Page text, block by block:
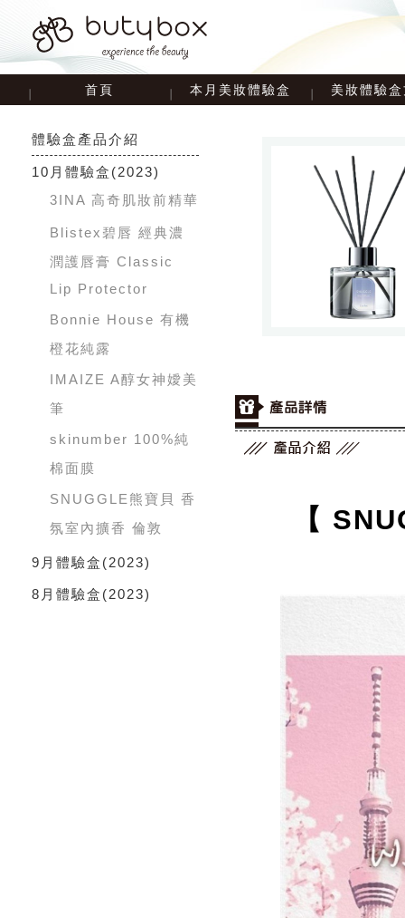
首頁 本月美妝體驗盒 美妝體驗
【
體驗盒產品介紹
10月體驗盒 (2023)
3INA 高奇肌妝前精華
Blistex碧唇 經典濃
潤護唇膏 Classic
Lip Protector
Bonnie House 有機
橙花純露
IMAIZE A醇女神嬡美
筆
skinumber 100%純
棉面膜
SNUGGLE熊寶貝 香
氛室內擴香 倫敦
9月體驗盒 (2023)
8月體驗盒 (2023)